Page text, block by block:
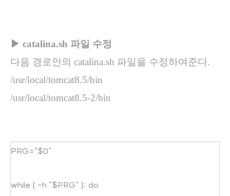
▶ catalina.sh 파일 수정
다음 경로안의 catalina.sh 파일을 수정하여준다.
/usr/local/tomcat8.5/bin
/usr/local/tomcat8.5-2/bin
PRG="$0"
while [ -h "$PRG" ]; do